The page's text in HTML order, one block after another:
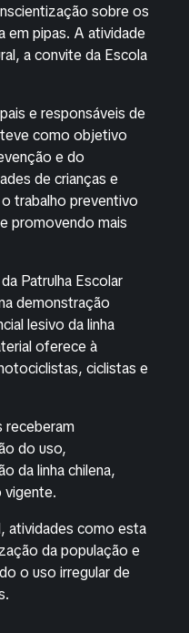
sobre os
em pipas. A atividade
, a convite da Escola
e responsáveis de
teve como objetivo
e do
de crianças e
trabalho preventivo
promovendo mais
Patrulha Escolar
demonstração
lesivo da linha
oferece à
ciclistas e
receberam
do uso,
da linha chilena,
vigente.
atividades como esta
da população e
o uso irregular de